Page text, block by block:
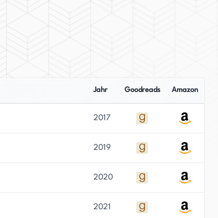
Jahr Goodreads Amazon
2017
2019
2020
2021